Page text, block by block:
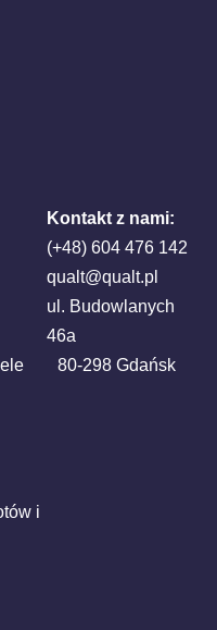
i
Kontakt z nami:
(+48) 604 476 142
qualt@qualt.pl
ul. Budowlanych
46a
80-298 Gdańsk